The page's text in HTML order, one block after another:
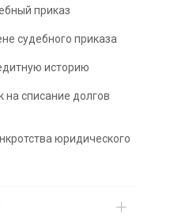
приказ
судебного приказа
историю
на списание долгов
юридического